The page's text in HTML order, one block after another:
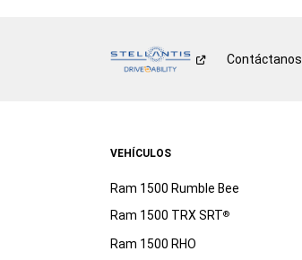
Contáctanos
VEHÍCULOS
Ram 1500 Rumble Bee
Ram 1500 TRX SRT®
Ram 1500 RHO